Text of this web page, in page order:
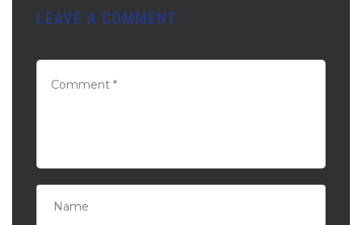
LEAVE A COMMENT